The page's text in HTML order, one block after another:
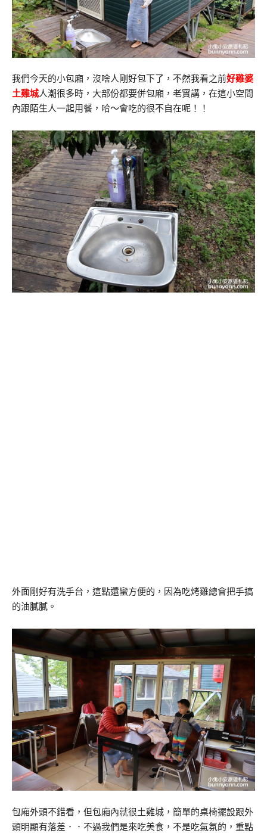
我們今天的小包廂，沒啥人剛好包下了，不然我看之前好雞婆
土雞城人潮很多時，大部份都要併包廂，老實講，在這小空間
內跟陌生人一起用餐，哈～會吃的很不自在呢！！
外面剛好有洗手台，這點還蠻方便的，因為吃烤雞總會把手搞
的油膩膩。
包廂外頭不錯看，但包廂內就很土雞城，簡單的桌椅擺設跟外
頭明顯有落差．．不過我們是來吃美食，不是吃氣氛的，重點